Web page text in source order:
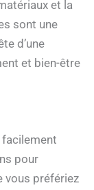
et la
sont une
d’une
et bien-être
facilement
pour
vous préfériez